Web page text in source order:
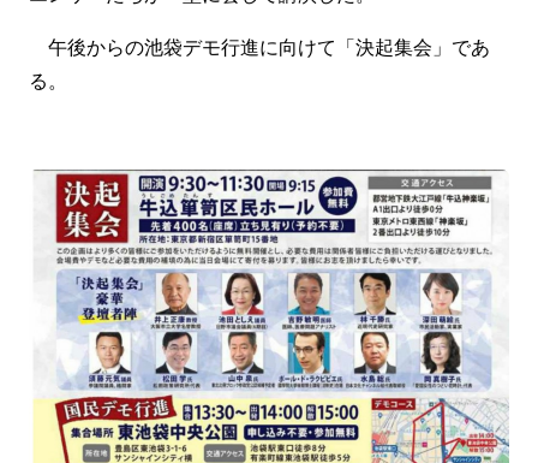
午後からの池袋デモ行進に向けて「決起集会」であ
る。